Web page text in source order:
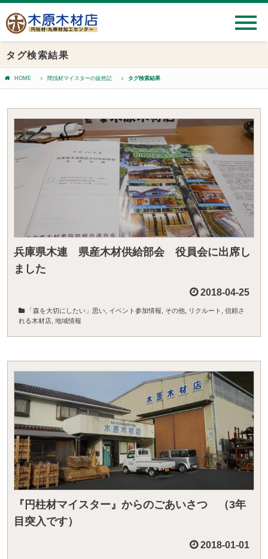
タグ検索結果
HOME 間伐材マイスターの徒然記 タグ検索結果
兵庫県木連 県産木材供給部会 役員会に出席し
ました
2018-04-25
「森を大切にしたい」思い イベント参加情報 その他 リクルート
信頼さ
れる木材店 地域情報
『円柱材マイスター』からのごあいさつ （3年
目突入です）
2018-01-01